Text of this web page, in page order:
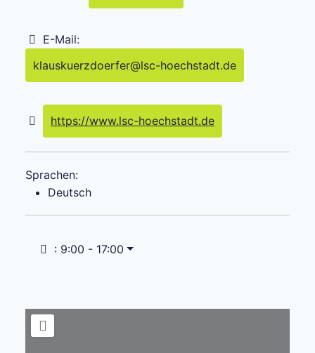
E-Mail:
klauskuerzdoerfer@lsc-hoechstadt.de
https://www.lsc-hoechstadt.de
Sprachen:
Deutsch
: 9:00 - 17:00